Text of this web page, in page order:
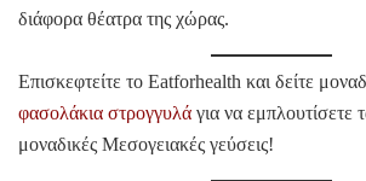
διάφορα θέατρα της χώρας.
Επισκεφτείτε το Eatforhealth και δείτε
φασολάκια στρογγυλά για να εμπλουτίσετε
μοναδικές Μεσογειακές γεύσεις!